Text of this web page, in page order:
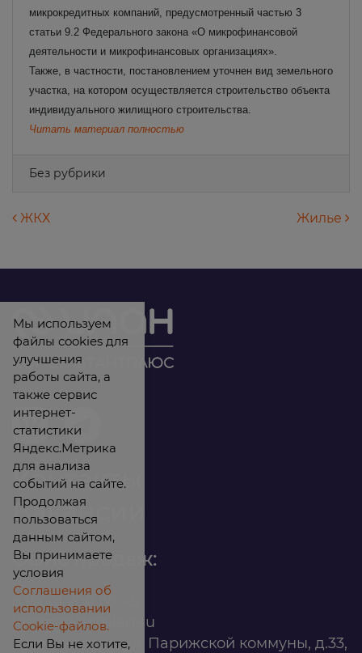
микрокредитных компаний, предусмотренный частью 3
статьи 9.2 Федерального закона «О микрофинансовой
деятельности и микрофинансовых организациях».
Также, в частности, постановлением уточнен вид земельного
участка, на котором осуществляется строительство объекта
индивидуального жилищного строительства.
Читать материал полностью
Без рубрики
Навигация по записям
ЖКХ Жилье
Контакты
Вакансии
Офис продаж:
infomarket@ilan.su
г. Красноярск, ул. Парижской коммуны, д.33,
Мы используем
файлы cookies для
улучшения
работы сайта, а
также сервис
интернет-
статистики
Яндекс.Метрика
для анализа
событий на сайте.
Продолжая
пользоваться
данным сайтом,
Вы принимаете
условия
Соглашения об
использовании
Cookie-файлов.
Если Вы не хотите,